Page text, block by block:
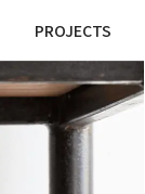
PROJECTS